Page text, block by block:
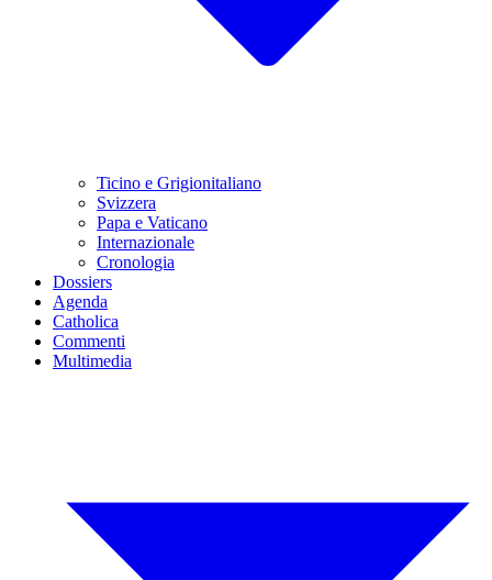
Ticino e Grigionitaliano
Svizzera
Papa e Vaticano
Internazionale
Cronologia
Dossiers
Agenda
Catholica
Commenti
Multimedia